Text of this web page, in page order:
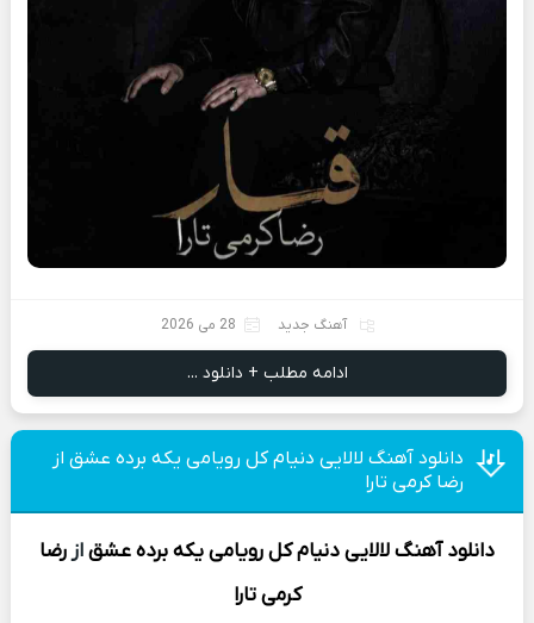
آهنگ جدید 28 می 2026
ادامه مطلب + دانلود ...
دانلود آهنگ لالایی دنیام کل رویامی یکه برده عشق از
رضا کرمی تارا
دانلود آهنگلالایی دنیام کل رویامی یکه برده عشقازرضا
کرمی تارا